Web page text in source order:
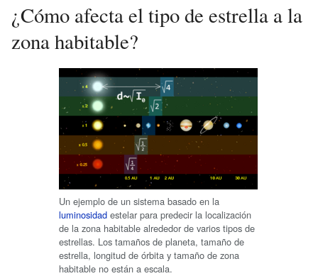
¿Cómo afecta el tipo de estrella a la
zona habitable?
Un ejemplo de un sistema basado en la
luminosidad estelar para predecir la localización
de la zona habitable alrededor de varios tipos de
estrellas. Los tamaños de planeta, tamaño de
estrella, longitud de órbita y tamaño de zona
habitable no están a escala.